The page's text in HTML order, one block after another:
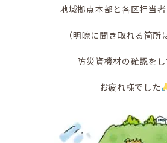
地域拠点本部と各区担当
（明瞭に聞き取れる箇所
防災資機材の確認を
お疲れ様でした